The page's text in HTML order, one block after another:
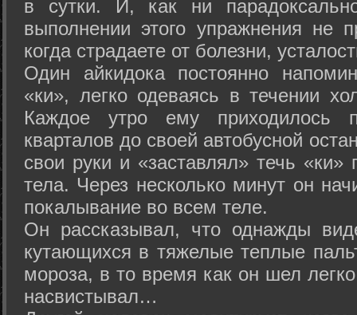
в сутки. И, как ни
выполнении этого упражнения не
когда страдаете от болезни,
Один айкидока постоянно
«ки», легко одеваясь в течении
Каждое утро ему приходилось
кварталов до своей автобусной
свои руки и «заставлял» течь «ки»
тела. Через несколько минут он
покалывание во всем теле.
Он рассказывал, что однажды
кутающихся в тяжелые теплые
мороза, в то время как он шел
насвистывал…